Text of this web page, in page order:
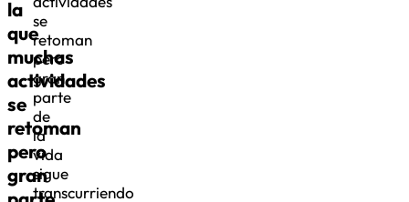
la
que
muchas
actividades
se
retoman
pero
gran
se
retoman
pero
gran
parte
de
la
vida
sigue
transcurriendo